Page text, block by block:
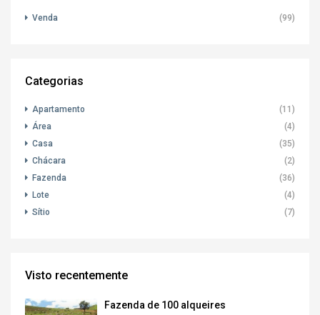
Venda (99)
Categorias
Apartamento
(11)
Área
(4)
Casa
(35)
Chácara
(2)
Fazenda
(36)
Lote
(4)
Sítio
(7)
Visto recentemente
Fazenda de 100 alqueires